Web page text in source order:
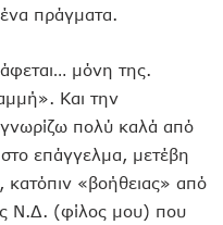
πράγματα.
μόνη της.
Και την
πολύ καλά από
επάγγελμα, μετέβη
«βοήθειας» από
Ν.Δ. (φίλος μου) που